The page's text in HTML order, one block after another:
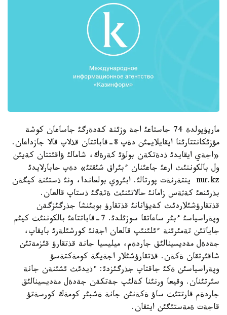
ماريؤپولدة 74 جاستاعئ اجة وزئنة كةدةرگئ جاساعان كوشة
مؤزئكانتتارئنا ايقايلايمئن دةپ 8-قاباتتان قذلاپ قالا جازداعان.
«اجةي ايقايدئ ذدةتكةن بولؤئ كةرةك، شامالئ ؤاقئتتان كةيئن
ول بالكوننئث ارعئ جاعئنان ءبئراق شئقتئ» دةپ حابارلايدئ
nur.kz ينتةرنةت پورتالئ. ابئروي بولعاندا، ونئ ذستئنة كيگةن
بذرئنعئ كةثةس زامانئ حالاتئنئث ةتةگئ ذستاپ قالعان.
قذتقارؤشئلاردئث كةيؤانانئ قذتقارؤ بويئنشا جذرگئزگةن
وپةراسياسئ ءبئر ساعاتقا سوزئلدئ. 7-قاباتتاعئ بالكوننئث كيئم
جاياتئن تةمئرئنة ءئلئنئپ قالعان اجةنئ كورشئلةرئ بايقاپ،
جةدةل مةديسينالئق جاردةم، ميليسيا جانة قذتقارؤ قئزمةتئن
شاقئرتقان ةكةن. قذتقارؤشئلار اجةيگة كومةكتةسؤ
وپةراسياسئن ةكئ جاقتاپ جذرگئزدئ: ءذيدئث ئشئنةن جانة
سئرتئنان. وقيعا ورنئنا كةلئپ جةتكةن جةدةل مةديسينالئق
جاردةم قارتتئث ساؤ ةكةنئن جانة ةشبئر كومةك كورسةتؤ
قاجةت ةمةستئگئن ايتقان.